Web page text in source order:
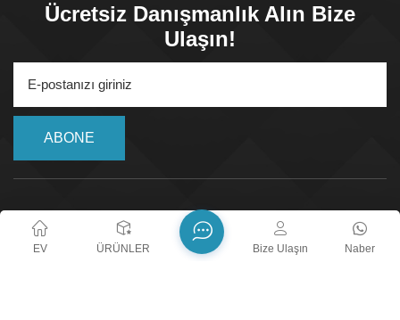
Ücretsiz Danışmanlık Alın Bize
Ulaşın!
ABONE
EV ÜRÜNLER Naber
Bize Ulaşın